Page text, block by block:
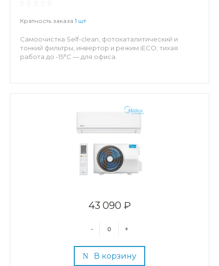
Кратность заказа 1 шт
Самоочистка Self-clean, фотокаталитический и
тонкий фильтры, инвертор и режим iECO; тихая
работа до -15°C — для офиса.
43 090 ₽
- +
В корзину